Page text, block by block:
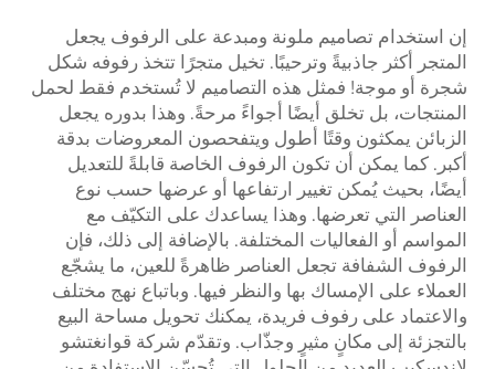
إن استخدام تصاميم ملونة ومبدعة على الرفوف يجعل
المتجر أكثر جاذبيةً وترحيبًا. تخيل متجرًا تتخذ رفوفه شكل
شجرة أو موجة! فمثل هذه التصاميم لا تُستخدم فقط لحمل
المنتجات، بل تخلق أيضًا أجواءً مرحةً. وهذا بدوره يجعل
الزبائن يمكثون وقتًا أطول ويتفحصون المعروضات بدقة
أكبر. كما يمكن أن تكون الرفوف الخاصة قابلةً للتعديل
أيضًا، بحيث يُمكن تغيير ارتفاعها أو عرضها حسب نوع
العناصر التي تعرضها. وهذا يساعدك على التكيّف مع
المواسم أو الفعاليات المختلفة. بالإضافة إلى ذلك، فإن
الرفوف الشفافة تجعل العناصر ظاهرةً للعين، ما يشجّع
العملاء على الإمساك بها والنظر فيها. وباتباع نهج مختلف
والاعتماد على رفوف فريدة، يمكنك تحويل مساحة البيع
بالتجزئة إلى مكانٍ مثيرٍ وجذّاب. وتقدّم شركة قوانغتشو